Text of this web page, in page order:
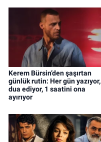
Kerem Bürsin’den şaşırtan
günlük rutin: Her gün yazıyor,
dua ediyor, 1 saatini ona
ayırıyor